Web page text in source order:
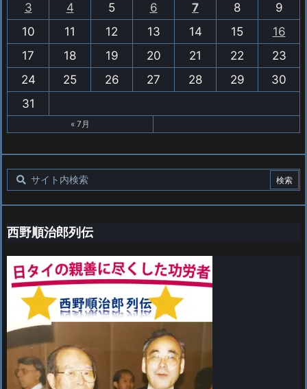
3
4 5 6 7 8
9
10
11 12 13 14 15
16
17
18 19 20 21 22
23
24
25 26 27 28 29
30
31
« 7月
西野順治郎列伝